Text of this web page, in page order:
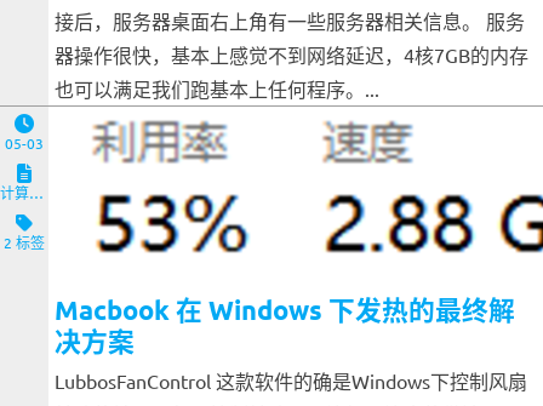
接后，服务器桌面右上角有一些服务器相关信息。 服务
器操作很快，基本上感觉不到网络延迟，4核7GB的内存
也可以满足我们跑基本上任何程序。...
05-03
计算机与客户端
2 标签
Macbook 在 Windows 下发热的最终解
决方案
LubbosFanControl 这款软件的确是Windows下控制风扇